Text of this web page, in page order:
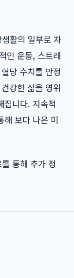
활의 일부로 자
인 운동, 스트레
당 수치를 안정
강한 삶을 영위
집니다. 지속적
해 보다 나은 미
통해 추가 정